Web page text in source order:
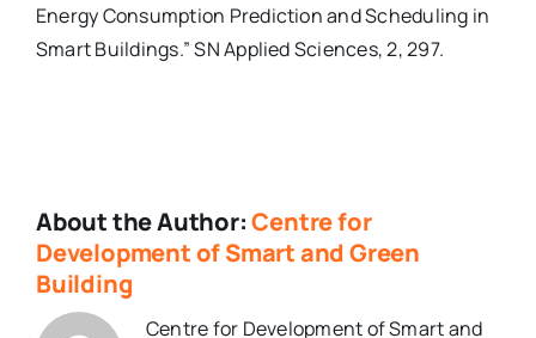
Energy Consumption Prediction and Scheduling in
Smart Buildings.” SN Applied Sciences, 2, 297.
About the Author:Centre for
Development of Smart and Green
Building
Centre for Development of Smart and